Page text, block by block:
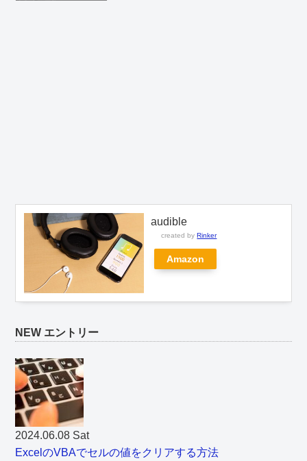
audible
created byRinker
Amazon
NEW エントリー
2024.06.08 Sat
ExcelのVBAでセルの値をクリアする方法